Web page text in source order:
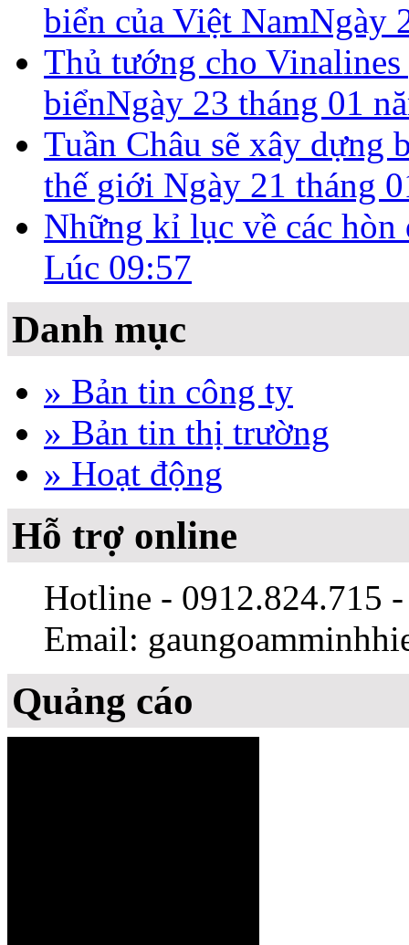
biển của Việt NamNgày
Thủ tướng cho
biểnNgày 23 tháng 01
Tuần Châu sẽ xây dựng
thế giới Ngày 21 tháng
Những kỉ lục về các
Lúc 09:57
Danh mục
» Bản tin công ty
» Bản tin thị trường
» Hoạt động
Hỗ trợ online
Hotline - 0912.824.715
Email:
Quảng cáo